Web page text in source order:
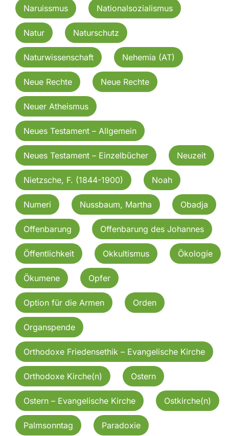
Naruissmus Nationalsozialismus
Natur Naturschutz
Naturwissenschaft Nehemia (AT)
Neue Rechte Neue Rechte
Neuer Atheismus
Neues Testament – Allgemein
Neues Testament – Einzelbücher Neuzeit
Nietzsche, F. (1844-1900) Noah
Numeri Nussbaum, Martha Obadja
Offenbarung Offenbarung des Johannes
Öffentlichkeit Okkultismus Ökologie
Ökumene Opfer
Option für die Armen Orden
Organspende
Orthodoxe Friedensethik – Evangelische Kirche
Orthodoxe Kirche(n) Ostern
Ostern – Evangelische Kirche Ostkirche(n)
Palmsonntag Paradoxie